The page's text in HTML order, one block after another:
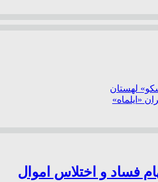
لهستان
«ایلماه»
فساد و اختلاس اموال